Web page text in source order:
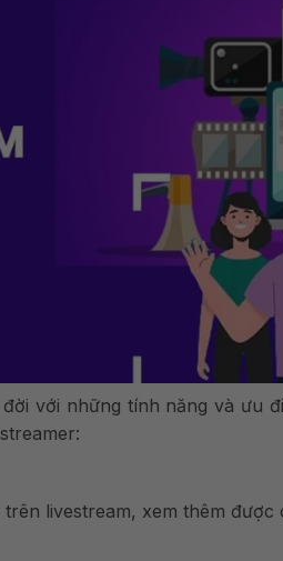
với những tính năng và ưu
:
livestream, xem thêm được